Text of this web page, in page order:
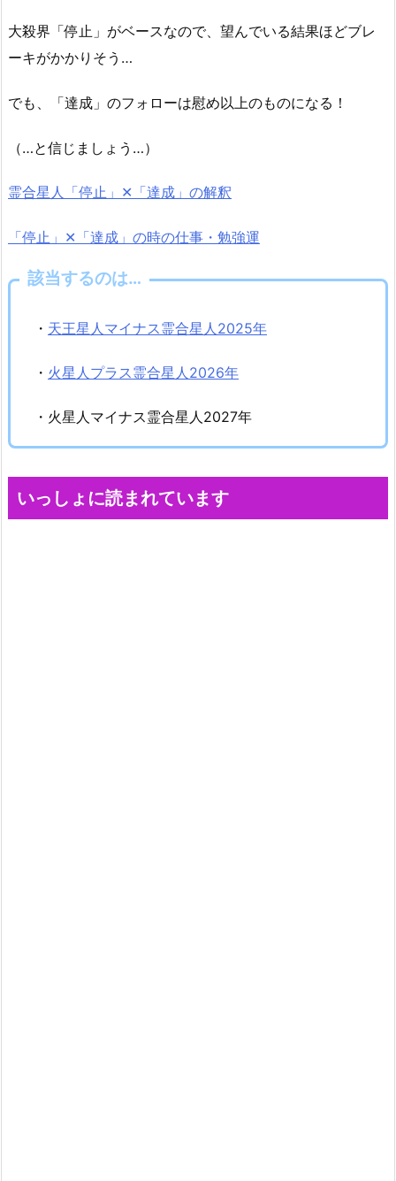
大殺界「停止」がベースなので、望んでいる結果ほどブレ
ーキがかかりそう…
でも、「達成」のフォローは慰め以上のものになる！
（…と信じましょう…）
霊合星人「停止」✕「達成」の解釈
「停止」✕「達成」の時の仕事・勉強運
該当するのは…
・ 天王星人マイナス霊合星人2025年
・ 火星人プラス霊合星人2026年
・火星人マイナス霊合星人2027年
いっしょに読まれています